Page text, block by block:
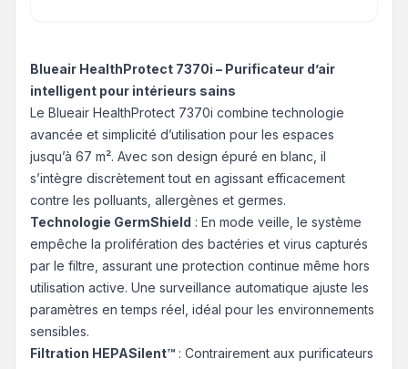
Blueair HealthProtect 7370i – Purificateur d’air
intelligent pour intérieurs sains
Le Blueair HealthProtect 7370i combine technologie
avancée et simplicité d’utilisation pour les espaces
jusqu’à 67 m². Avec son design épuré en blanc, il
s’intègre discrètement tout en agissant efficacement
contre les polluants, allergènes et germes.
Technologie GermShield : En mode veille, le système
empêche la prolifération des bactéries et virus capturés
par le filtre, assurant une protection continue même hors
utilisation active. Une surveillance automatique ajuste les
paramètres en temps réel, idéal pour les environnements
sensibles.
Filtration HEPASilent™ : Contrairement aux purificateurs